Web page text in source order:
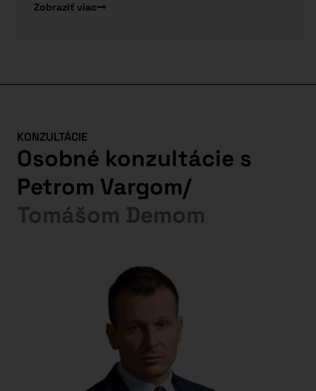
Zobraziť viac
KONZULTÁCIE
Osobné konzultácie s
Petrom Vargom/
Tomášom Demom